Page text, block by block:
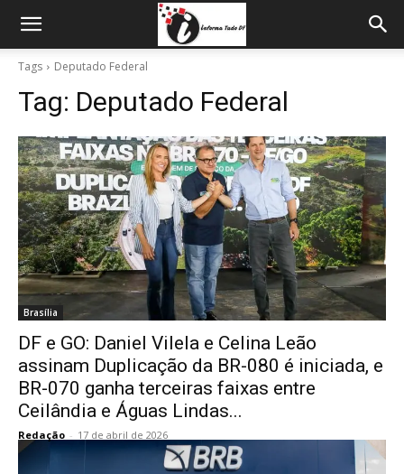
Tags Deputado Federal
Tag: Deputado Federal
Brasília
DF e GO: Daniel Vilela e Celina Leão
assinam Duplicação da BR-080 é iniciada, e
BR-070 ganha terceiras faixas entre
Ceilândia e Águas Lindas...
Redação - 17 de abril de 2026